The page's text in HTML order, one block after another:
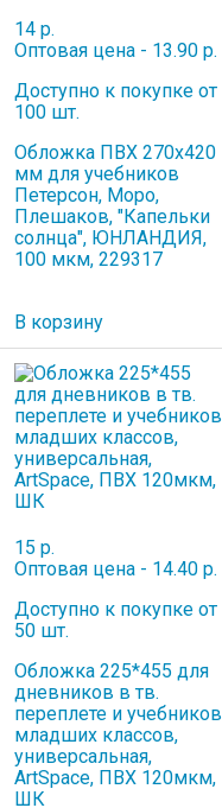
14 р.
Оптовая цена - 13.90 р.
Доступно к покупке от
100 шт.
Обложка ПВХ 270х420
мм для учебников
Петерсон, Моро,
Плешаков, "Капельки
солнца", ЮНЛАНДИЯ,
100 мкм, 229317
В корзину
15 р.
Оптовая цена - 14.40 р.
Доступно к покупке от
50 шт.
Обложка 225*455 для
дневников в тв.
переплете и учебников
младших классов,
универсальная,
ArtSpace, ПВХ 120мкм,
ШК